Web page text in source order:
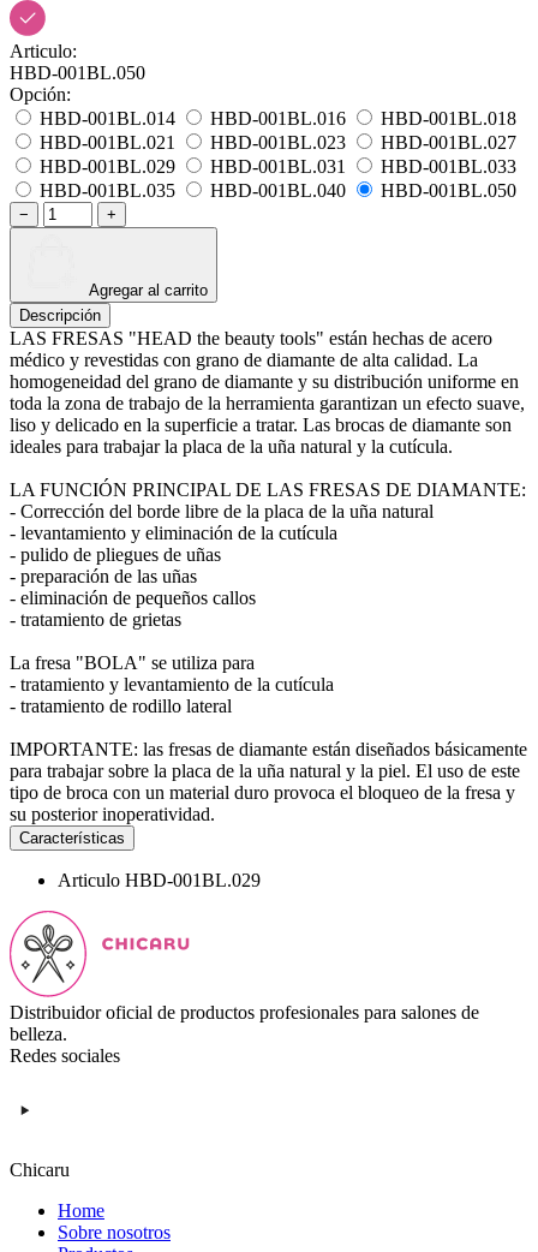
Articulo:
HBD-001BL.050
Opción:
HBD-001BL.014
HBD-001BL.016
HBD-001BL.018
HBD-001BL.021
HBD-001BL.023
HBD-001BL.027
HBD-001BL.029
HBD-001BL.031
HBD-001BL.033
HBD-001BL.035
HBD-001BL.040 HBD-001BL.050
− +
Agregar al carrito
Descripción
LAS FRESAS "HEAD the beauty tools" están hechas de acero
médico y revestidas con grano de diamante de alta calidad. La
homogeneidad del grano de diamante y su distribución uniforme en
toda la zona de trabajo de la herramienta garantizan un efecto suave,
liso y delicado en la superficie a tratar. Las brocas de diamante son
ideales para trabajar la placa de la uña natural y la cutícula.
LA FUNCIÓN PRINCIPAL DE LAS FRESAS DE DIAMANTE:
- Corrección del borde libre de la placa de la uña natural
- levantamiento y eliminación de la cutícula
- pulido de pliegues de uñas
- preparación de las uñas
- eliminación de pequeños callos
- tratamiento de grietas
La fresa "BOLA" se utiliza para
- tratamiento y levantamiento de la cutícula
- tratamiento de rodillo lateral
IMPORTANTE: las fresas de diamante están diseñados básicamente
para trabajar sobre la placa de la uña natural y la piel. El uso de este
tipo de broca con un material duro provoca el bloqueo de la fresa y
su posterior inoperatividad.
Características
Articulo HBD-001BL.029
Distribuidor oficial de productos profesionales para salones de
belleza.
Redes sociales
Chicaru
Home
Sobre nosotros